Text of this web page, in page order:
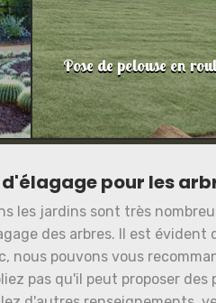
Pose de pelouse en
pour les
les jardins sont très
des arbres. Il est évident
nous pouvons vous
pas qu'il peut proposer